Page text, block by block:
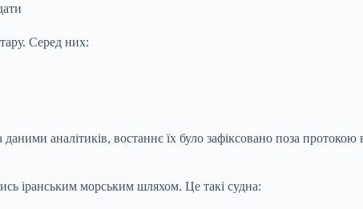
Серед них:
аналітиків, востаннє їх було зафіксовано поза протокою
іранським морським шляхом. Це такі судна: